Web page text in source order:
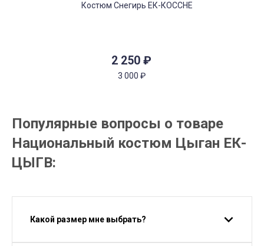
2 250 ₽
3 000 ₽
Популярные вопросы о товаре
Национальный костюм Цыган ЕК-
ЦЫГВ:
Какой размер мне выбрать?